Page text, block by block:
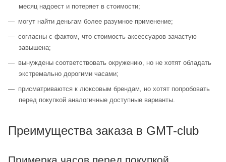
месяц надоест и потеряет в стоимости;
могут найти деньгам более разумное применение;
согласны с фактом, что стоимость аксессуаров зачастую
завышена;
вынуждены соответствовать окружению, но не хотят обладать
экстремально дорогими часами;
присматриваются к люксовым брендам, но хотят попробовать
перед покупкой аналогичные доступные варианты.
Преимущества заказа в GMT-club